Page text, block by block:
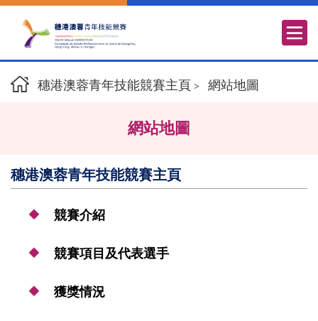
穗港澳蓉青年技能競賽主頁 > 網站地圖
網站地圖
穗港澳蓉青年技能競賽主頁
競賽介紹
競賽項目及代表選手
獲獎情況